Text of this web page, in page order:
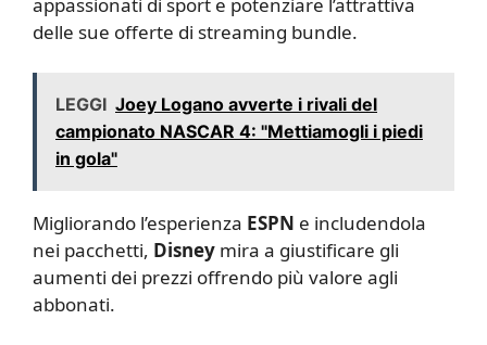
delle sue offerte di streaming bundle.
LEGGI Joey Logano avverte i rivali del
campionato NASCAR 4: "Mettiamogli i piedi
in gola"
Migliorando l’esperienza ESPN e includendola
nei pacchetti, Disney mira a giustificare gli
aumenti dei prezzi offrendo più valore agli
abbonati.